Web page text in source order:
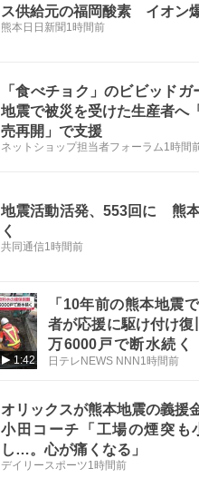
ス供給元の福岡酸素 イオン
熊本日日新聞1時間前
「食べチョク」のビビッド
地震で被災を受けた生産者へ
売再開」で支援
ネットショップ担当者フォーラム 1時間
地震活動活発、553回に 熊
く
共同通信1時間前
1:42
「10年前の熊本地震
者が応援に駆け付け
万6000戸で断水続
継】
日テレNEWS NNN 1時間前
オリックスが熊本地震の義
小田コーチ「工場の煙突も
し…。心が痛くなる」
デイリースポーツ1時間前